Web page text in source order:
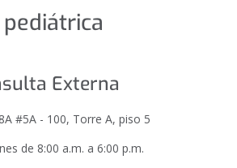
Externa
#5A - 100, Torre A, piso 5
de 8:00 a.m. a 6:00 p.m.